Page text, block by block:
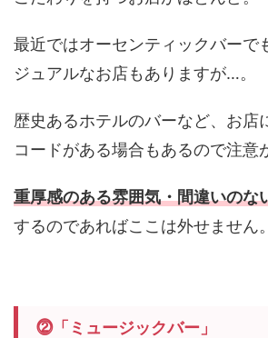
最近ではオーセンティックバーで
ジュアルなお店もありますが…。
歴史あるホテルのバーなど、お店
コードがある場合もあるので注意
重厚感のある雰囲気・間違いのな
するのであればここは外せません。
⓶「ミュージックバー」